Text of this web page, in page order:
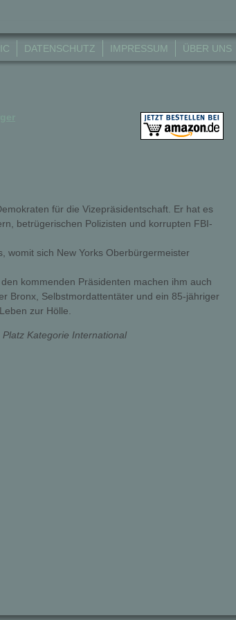
DATENSCHUTZ IMPRESSUM ÜBER UNS
für die Vizepräsidentschaft. Er hat es
betrügerischen Polizisten und korrupten FBI-
womit sich New Yorks Oberbürgermeister
kommenden Präsidenten machen ihm auch
Bronx, Selbstmordattentäter und ein 85-jähriger
zur Hölle.
Platz Kategorie International